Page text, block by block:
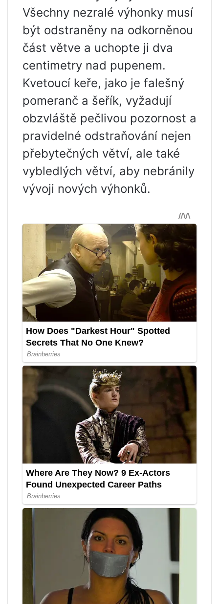
Všechny nezralé výhonky musí
být odstraněny na odkorněnou
část větve a uchopte ji dva
centimetry nad pupenem.
Kvetoucí keře, jako je falešný
pomeranč a šeřík, vyžadují
obzvláště pečlivou pozornost a
pravidelné odstraňování nejen
přebytečných větví, ale také
vybledlých větví, aby nebránily
vývoji nových výhonků.